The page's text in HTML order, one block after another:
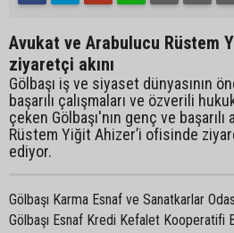
Avukat ve Arabulucu Rüstem
ziyaretçi akını
Gölbaşı iş ve siyaset dünyasının
başarılı çalışmaları ve özverili
çeken Gölbaşı'nın genç ve başarılı
Rüstem Yiğit Ahizer’i ofisinde
ediyor.
Gölbaşı Karma Esnaf ve Sanatkarlar
Gölbaşı Esnaf Kredi Kefalet Kooperatifi